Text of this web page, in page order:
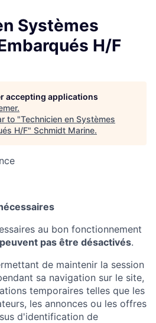
Systèmes
H/F
accepting applications
.
to "Technicien en Systèmes
H/F" Schmidt Marine.
au bon fonctionnement
pas être désactivés.
de maintenir la session
sa navigation sur le site,
temporaires telles que les
les annonces ou les offres
d'identification de